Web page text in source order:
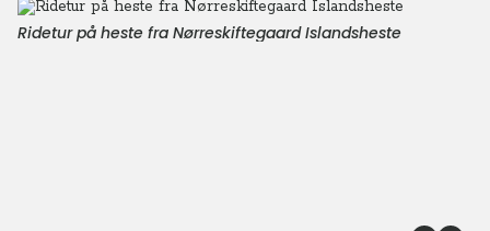
Ridetur på heste fra Nørreskiftegaard Islandsheste